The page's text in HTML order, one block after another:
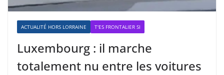
ACTUALITÉ HORS LORRAINE T'ES FRONTALIER SI
Luxembourg : il marche
totalement nu entre les voitures